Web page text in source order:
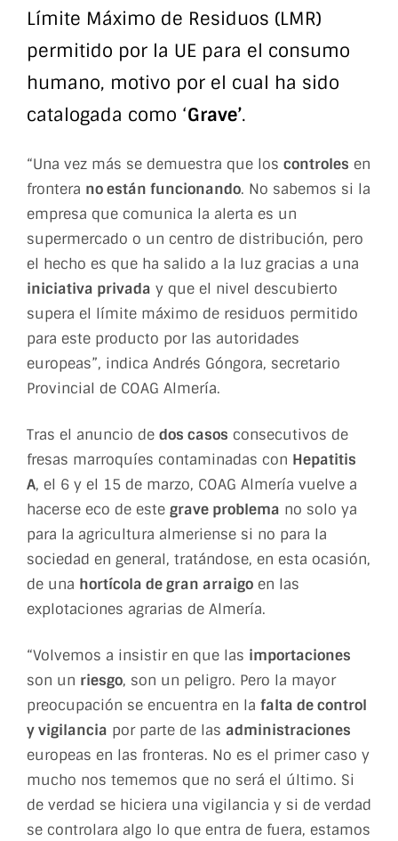
Límite Máximo de Residuos (LMR)
permitido por la UE para el consumo
humano, motivo por el cual ha sido
catalogada como ‘Grave’.
“Una vez más se demuestra que los controles en
frontera no están funcionando. No sabemos si la
empresa que comunica la alerta es un
supermercado o un centro de distribución, pero
el hecho es que ha salido a la luz gracias a una
iniciativa privada y que el nivel descubierto
supera el límite máximo de residuos permitido
para este producto por las autoridades
europeas”, indica Andrés Góngora, secretario
Provincial de COAG Almería.
Tras el anuncio de dos casos consecutivos de
fresas marroquíes contaminadas con Hepatitis
A, el 6 y el 15 de marzo, COAG Almería vuelve a
hacerse eco de este grave problema no solo ya
para la agricultura almeriense si no para la
sociedad en general, tratándose, en esta ocasión,
de una hortícola de gran arraigo en las
explotaciones agrarias de Almería.
“Volvemos a insistir en que las importaciones
son un riesgo, son un peligro. Pero la mayor
preocupación se encuentra en la falta de control
y vigilancia por parte de las administraciones
europeas en las fronteras. No es el primer caso y
mucho nos tememos que no será el último. Si
de verdad se hiciera una vigilancia y si de verdad
se controlara algo lo que entra de fuera, estamos